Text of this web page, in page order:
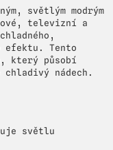
světlým modrým
televizní a
efektu. Tento
který působí
chladivý nádech.
světlu